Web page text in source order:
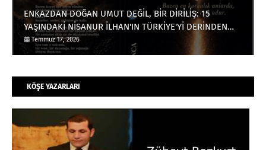
ENKAZDAN DOĞAN UMUT DEĞİL, BİR DİRİLİŞ: 15
YAŞINDAKİ NİSANUR İLHAN'IN TÜRKİYE'Yİ DERİNDEN
ETKİLEYECEK HİKÂYESİ
Temmuz 17, 2026
KÖŞE YAZARLARI